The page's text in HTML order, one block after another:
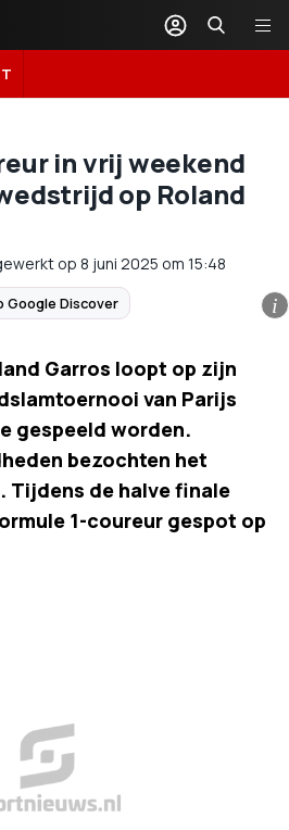
in vrij weekend
op Roland
op 8 juni 2025 om 15:48
Google Discover i
Garros loopt op zijn
van Parijs
gespeeld worden.
bezochten het
Tijdens de halve finale
1-coureur gespot op